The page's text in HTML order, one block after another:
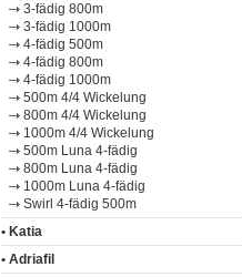
3-fädig 800m
3-fädig 1000m
4-fädig 500m
4-fädig 800m
4-fädig 1000m
500m 4/4 Wickelung
800m 4/4 Wickelung
1000m 4/4 Wickelung
500m Luna 4-fädig
800m Luna 4-fädig
1000m Luna 4-fädig
Swirl 4-fädig 500m
• Katia
• Adriafil